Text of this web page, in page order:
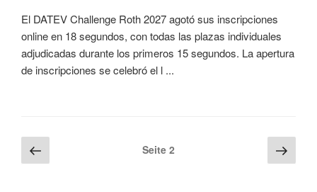
El DATEV Challenge Roth 2027 agotó sus inscripciones
online en 18 segundos, con todas las plazas individuales
adjudicadas durante los primeros 15 segundos. La apertura
de inscripciones se celebró el l ...
Beitragsnavigation
Seite
Seite 2
Seite